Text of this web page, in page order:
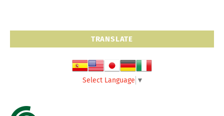
TRANSLATE
Select Language ▼